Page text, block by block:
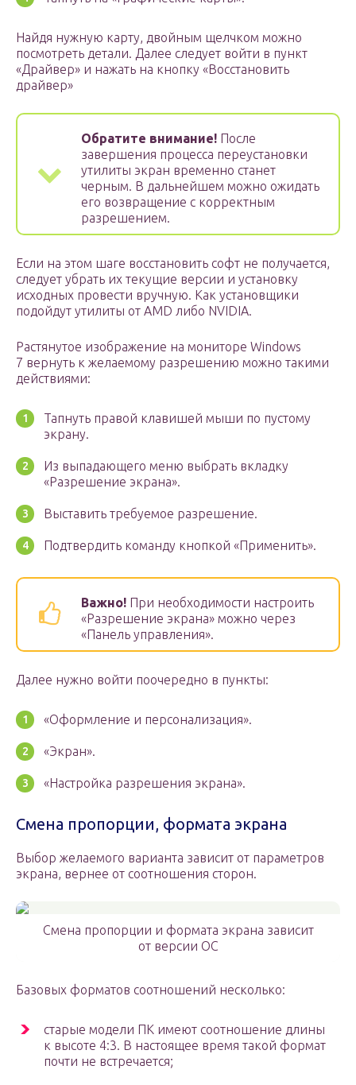
Найдя нужную карту, двойным щелчком можно
посмотреть детали. Далее следует войти в пункт
«Драйвер» и нажать на кнопку «Восстановить
драйвер»
Обратите внимание! После
завершения процесса переустановки
утилиты экран временно станет
черным. В дальнейшем можно ожидать
его возвращение с корректным
разрешением.
Если на этом шаге восстановить софт не получается,
следует убрать их текущие версии и установку
исходных провести вручную. Как установщики
подойдут утилиты от AMD либо NVIDIA.
Растянутое изображение на мониторе Windows
7 вернуть к желаемому разрешению можно такими
действиями:
Тапнуть правой клавишей мыши по пустому
экрану.
Из выпадающего меню выбрать вкладку
«Разрешение экрана».
Выставить требуемое разрешение.
Подтвердить команду кнопкой «Применить».
Важно! При необходимости настроить
«Разрешение экрана» можно через
«Панель управления».
Далее нужно войти поочередно в пункты:
«Оформление и персонализация».
«Экран».
«Настройка разрешения экрана».
Смена пропорции, формата экрана
Выбор желаемого варианта зависит от параметров
экрана, вернее от соотношения сторон.
Смена пропорции и формата экрана зависит
от версии ОС
Базовых форматов соотношений несколько:
старые модели ПК имеют соотношение длины
к высоте 4:3. В настоящее время такой формат
почти не встречается;